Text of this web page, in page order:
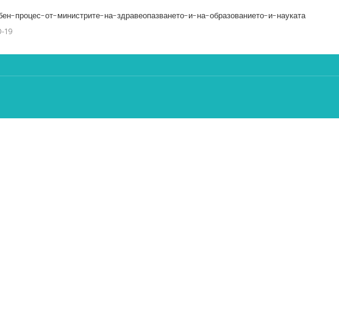
процес-от-министрите-на-здравеопазването-и-на-образованието-и-науката
19